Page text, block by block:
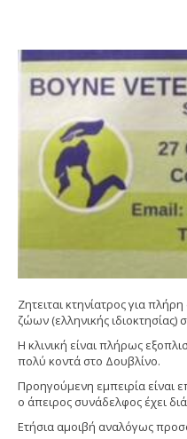
Ζητειται κτηνίατρος για
ζώων (ελληνικής ιδιοκτησίας)
Η κλινική είναι πλήρως
πολύ κοντά στο Δουβλίνο.
Προηγούμενη εμπειρία είναι
ο άπειρος συνάδελφος έχει
Ετήσια αμοιβή αναλόγως